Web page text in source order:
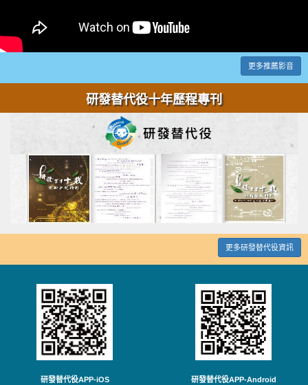
更多推薦影音
研發替代役十年歷程專刊
更多研發替代役資訊
研發替代役APP-iOS 研發替代役APP-Android